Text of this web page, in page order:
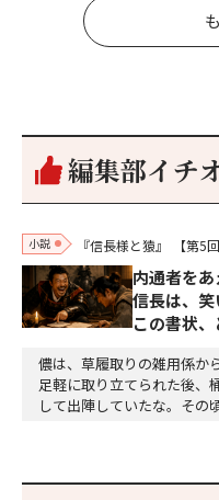
編集部イチ
小説 『信長様と猿』 【第5回
内通者をあ
信長は、笑
この書状
儂は、草履取りの雑用係か
足軽に取り立てられた後、
して出陣していたな。その
り。どうして勝てたのか